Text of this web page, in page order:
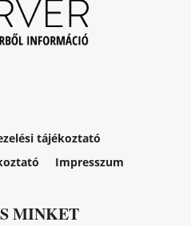
tájékoztató
Impresszum
MINKET